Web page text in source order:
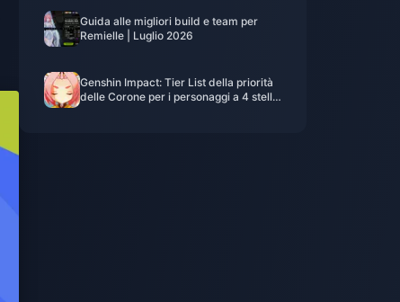
Guida alle migliori build e team per
Remielle | Luglio 2026
Genshin Impact: Tier List della priorità
delle Corone per i personaggi a 4 stelle